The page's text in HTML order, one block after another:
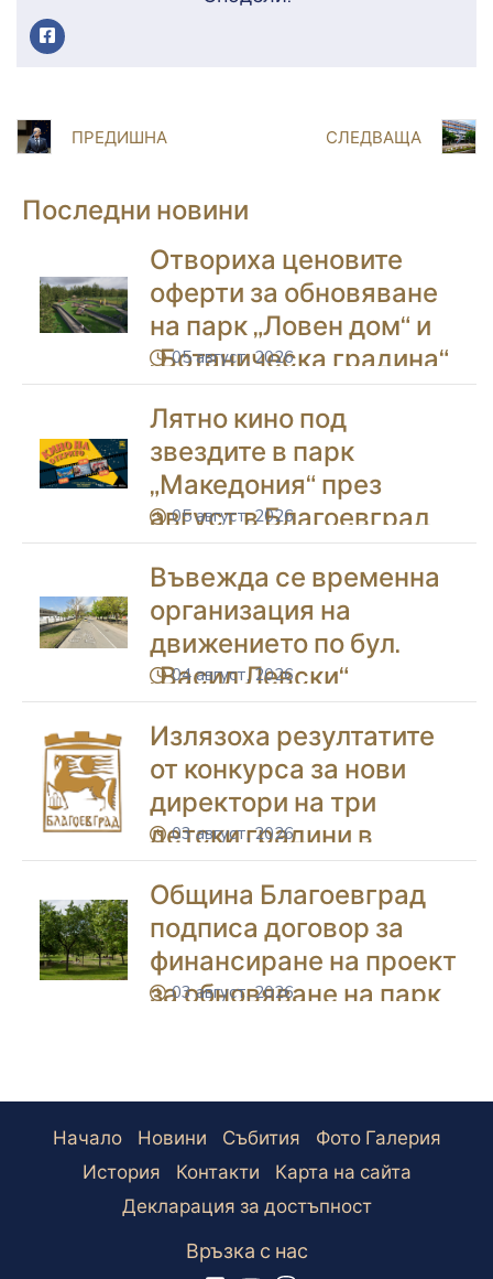
ПРЕДИШНА СЛЕДВАЩА
Последни новини
Отвориха ценовите
оферти за обновяване
на парк „Ловен дом“ и
„Ботаническа градина“
в Благоевград
icon
05 август, 2026
Лятно кино под
звездите в парк
„Македония“ през
август в Благоевград
icon
05 август, 2026
Въвежда се временна
организация на
движението по бул.
„Васил Левски“
icon
04 август, 2026
Излязоха резултатите
от конкурса за нови
директори на три
детски градини в
Благоевград
icon
03 август, 2026
Община Благоевград
подписа договор за
финансиране на проект
за обновяване на парк
icon
03 август, 2026
Начало Новини Събития
Фото Галерия
История
Контакти
Карта на сайта
Декларация за достъпност
Връзка с нас